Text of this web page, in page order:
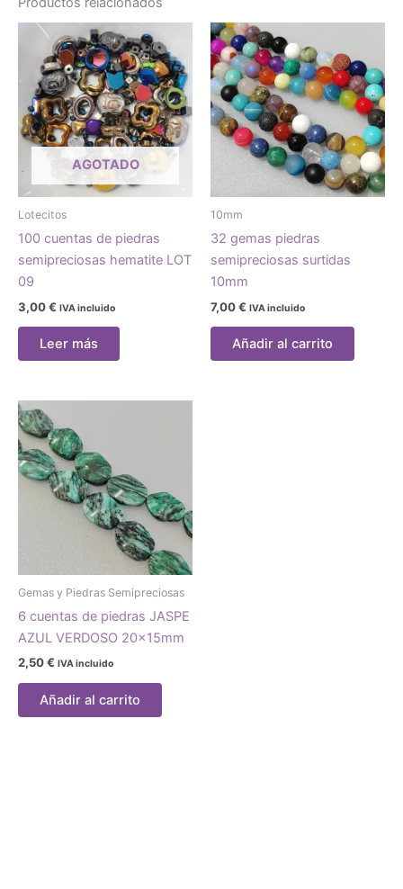
AGOTADO
Lotecitos
100 cuentas de piedras
semipreciosas hematite LOT
09
3,00€ IVA incluido
Leer más
10mm
32 gemas piedras
semipreciosas surtidas
10mm
7,00€ IVA incluido
Añadir al carrito
Gemas y Piedras Semipreciosas
6 cuentas de piedras JASPE
AZUL VERDOSO 20x15mm
2,50€ IVA incluido
Añadir al carrito